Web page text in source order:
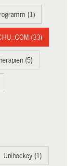
(1)
(33)
(5)
Unihockey (1)